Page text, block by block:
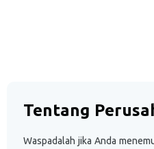
Tentang
Waspadalah jika Anda